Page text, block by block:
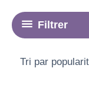
Filtrer